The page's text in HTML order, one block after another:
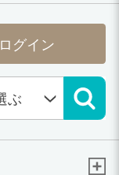
ログイン